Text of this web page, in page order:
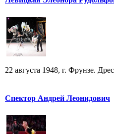
22 августа 1948, г. Фрунзе.
Спектор Андрей Леонидович